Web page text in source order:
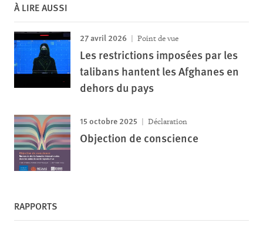
À LIRE AUSSI
27 avril 2026 Point de vue
Les restrictions imposées par les
talibans hantent les Afghanes en
dehors du pays
15 octobre 2025 Déclaration
Objection de conscience
RAPPORTS